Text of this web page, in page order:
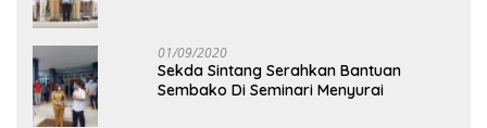
01/09/2020
Sekda Sintang Serahkan Bantuan
Sembako Di Seminari Menyurai